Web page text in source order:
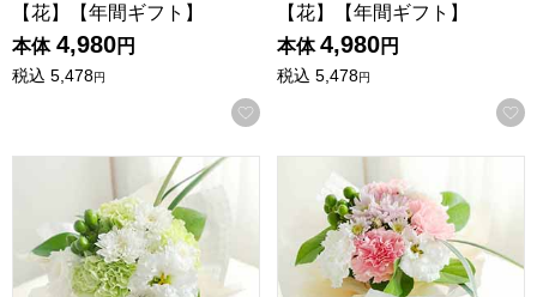
【花】【年間ギフト】
本体 4,980円
税込 5,478円
お気に入りに登録する
【花】【年間ギフト】
本体 4,980円
税込 5,478円
お供えスタンディングブーケ「みどり」【花】【年間ギフト